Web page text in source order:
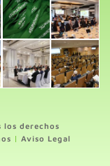
los derechos
| Aviso Legal